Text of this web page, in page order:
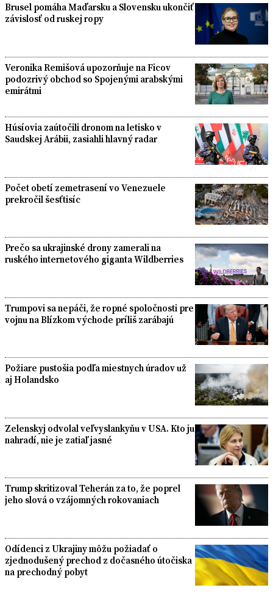
Brusel pomáha Maďarsku a Slovensku ukončiť
závislosť od ruskej ropy
Veronika Remišová upozorňuje na Ficov
podozrivý obchod so Spojenými arabskými
emirátmi
Húsíovia zaútočili dronom na letisko v
Saudskej Arábii, zasiahli hlavný radar
Počet obetí zemetrasení vo Venezuele
prekročil šesťtisíc
Prečo sa ukrajinské drony zamerali na
ruského internetového giganta Wildberries
Trumpovi sa nepáči, že ropné spoločnosti pre
vojnu na Blízkom východe príliš zarábajú
Požiare pustošia podľa miestnych úradov už
aj Holandsko
Zelenskyj odvolal veľvyslankyňu v USA. Kto ju
nahradí, nie je zatiaľ jasné
Trump skritizoval Teherán za to, že poprel
jeho slová o vzájomných rokovaniach
Odídenci z Ukrajiny môžu požiadať o
zjednodušený prechod z dočasného útočiska
na prechodný pobyt